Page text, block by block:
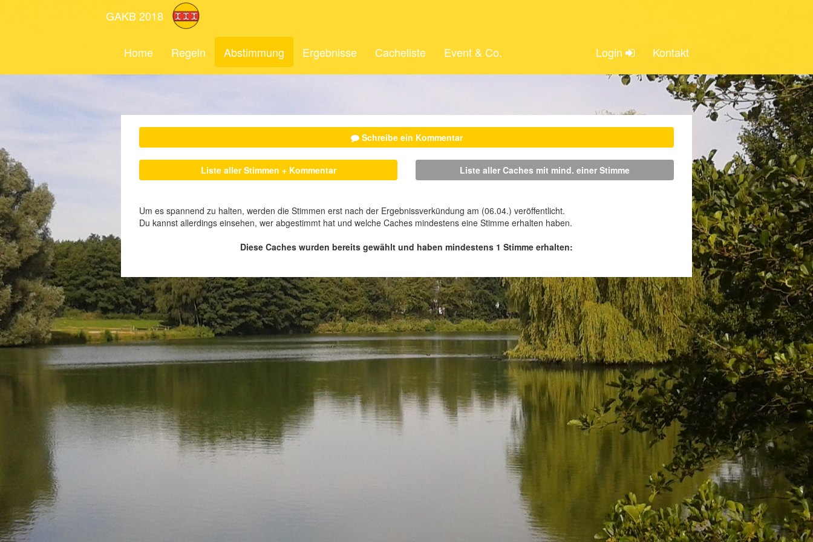
GAKB 2018
Home Regeln Abstimmung Ergebnisse Cacheliste Event & Co. Kontakt
Login
Schreibe ein Kommentar
Liste aller Stimmen + Kommentar Liste aller Caches mit mind. einer Stimme
Um es spannend zu halten, werden die Stimmen erst nach der Ergebnissverkündung am (06.04.) veröffentlicht.
Du kannst allerdings einsehen, wer abgestimmt hat und welche Caches mindestens eine Stimme erhalten haben.
Diese Caches wurden bereits gewählt und haben mindestens 1 Stimme erhalten: